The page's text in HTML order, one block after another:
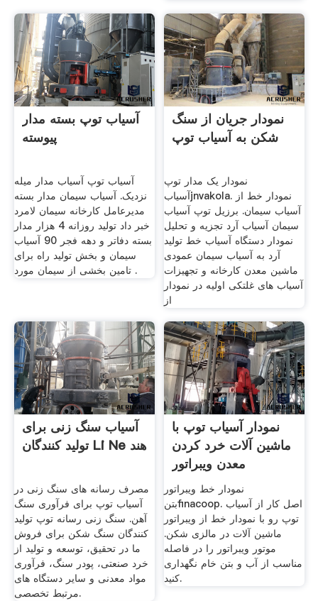
آسیاب توپ بسته مدار
پیوسته
آسیاب توپ آسیاب مدار میله
نزدیک. آسیاب سیمان مدار بسته
مدیرعامل کارخانه سیمان لامرد
خبر داد تولید روزانه 4 هزار مدار
بسته دفاتر و دهه فجر 90 آسیاب
سیمان و بخش تولید راه برای
تامین بخشی از سیمان مورد .
نمودار جریان از سنگ
شکن به آسیاب توپ
نمودار یک مدار توپ
آسیابjnvakola. نمودار خط از
آسیاب سیمان. برزیل توپ آسیاب
سیمان آسیاب آرد تجزیه و تحلیل
نمودار دستگاه آسیاب خط تولید
آرد به آسیاب سیمان عمودی
ماشین معدن کارخانه و تجهیزات
آسیاب های غلتکی اولیه در نمودار
از
آسیاب سنگ زنی برای
تولید کنندگان Li Ne هند
مصرف رسانه های سنگ زنی در
آسیاب توپ برای فرآوری سنگ
آهن. سنگ زنی رسانه توپ تولید
کنندگان سنگ شکن برای فروش
ما در تحقیق، توسعه و تولید از
خرد صنعتی، پودر سنگ، فرآوری
مواد معدنی و سایر دستگاه های
مرتبط تخصصی.
نمودار آسیاب توپ با
ماشین آلات خرد کردن
معدن ویبراتور
نمودار خط ویبراتور
بتنfinacoop. اصل کار از آسیاب
توپ رو با نمودار خط از ویبراتور
ماشین آلات در مالزی شکن.
موتور ویبراتور را در فاصله
مناسب از آب و بتن خام نگهداری
کنید.